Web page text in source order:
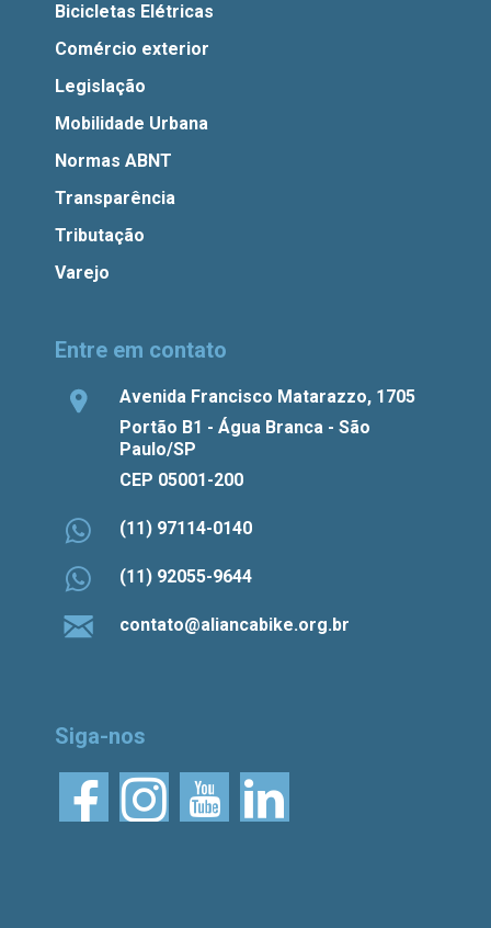
Bicicletas Elétricas
Comércio exterior
Legislação
Mobilidade Urbana
Normas ABNT
Transparência
Tributação
Varejo
Entre em contato
Avenida Francisco Matarazzo, 1705
Portão B1 - Água Branca - São
Paulo/SP
CEP 05001-200
(11) 97114-0140
(11) 92055-9644
contato@aliancabike.org.br
Siga-nos